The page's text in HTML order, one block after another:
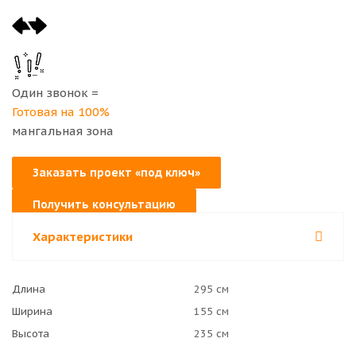
Один звонок =
Готовая на 100%
мангальная зона
Заказать проект «под ключ»
Получить консультацию
Характеристики
Длина
295 см
Ширина
155 см
Высота
235 см